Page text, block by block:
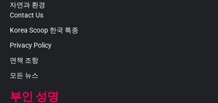
자연과 환경
Contact Us
Korea Scoop 한국 특종
Privacy Policy
면책 조항
모든 뉴스
부인 성명